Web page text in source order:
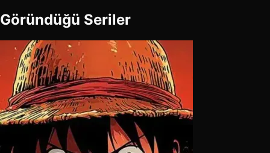
Göründüğü Seriler